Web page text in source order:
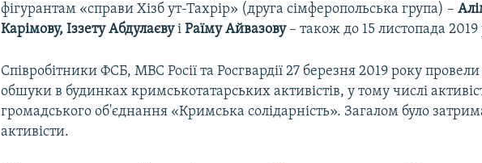
фігурантам «справи Хізб ут-Тахрір» (друга сімферопольська група) –
Карімову, Іззету АбдулаєвуіРаїму Айвазову– також до 15 листопада 2019
Співробітники ФСБ, МВС Росії та Росгвардії 27 березня 2019 року
обшуки в будинках кримськотатарських активістів, у тому числі
громадського об'єднання «Кримська солідарність». Загалом було
активісти.